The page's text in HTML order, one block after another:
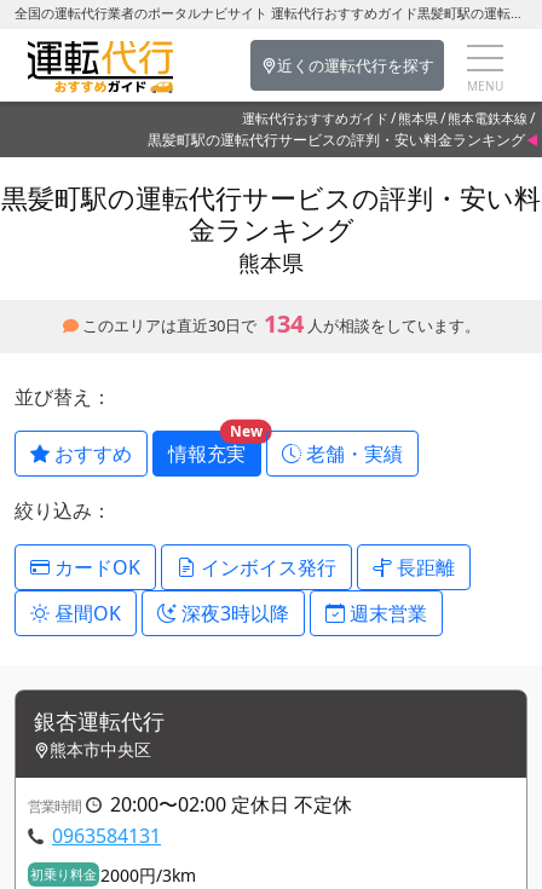
全国の運転代行業者のポータルナビサイト 運転代行おすすめガイド黒髪町駅の運転代行を探す-熊本県の運転代行
近くの運転代行を探す
運転代行おすすめガイド 熊本県 熊本電鉄本線
黒髪町駅の運転代行サービスの評判・安い料金ランキング
黒髪町駅の運転代行サービスの評判・安い料
金ランキング
熊本県
このエリアは直近30日で 134 人が相談をしています。
並び替え：
おすすめ 情報充実
New
老舗・実績
絞り込み：
カードOK インボイス発行
長距離
昼間OK
深夜3時以降 週末営業
銀杏運転代行
熊本市中央区
営業時間
20:00〜02:00 定休日 不定休
0963584131
初乗り料金 2000円/3km